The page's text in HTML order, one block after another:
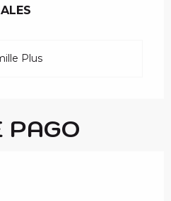
Plus
PAGO